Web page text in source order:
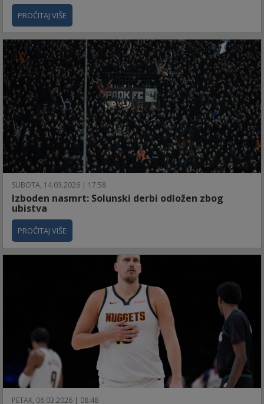
PROČITAJ VIŠE
SUBOTA, 14.03.2026 | 17:58
Izboden nasmrt: Solunski derbi odložen zbog
ubistva
PROČITAJ VIŠE
PETAK, 06.03.2026 | 08:48